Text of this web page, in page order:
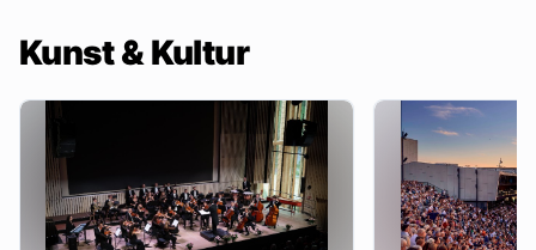
Kunst & Kultur